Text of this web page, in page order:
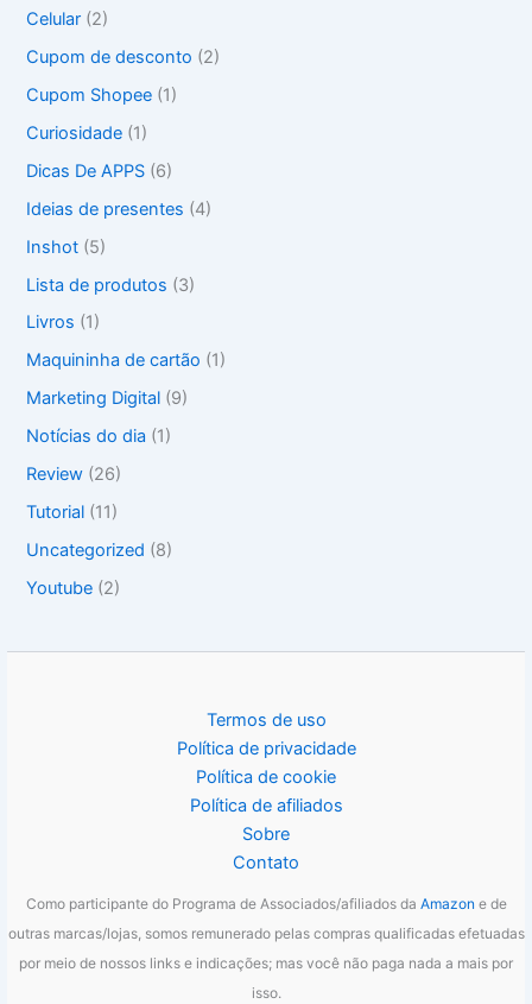
o
:
Celular (2)
Cupom de desconto (2)
Cupom Shopee (1)
Curiosidade (1)
Dicas De APPS (6)
Ideias de presentes (4)
Inshot (5)
Lista de produtos (3)
Livros (1)
Maquininha de cartão (1)
Marketing Digital (9)
Notícias do dia (1)
Review (26)
Tutorial (11)
Uncategorized (8)
Youtube (2)
Termos de uso
Política de privacidade
Política de cookie
Política de afiliados
Sobre
Contato
Como participante do Programa de Associados/afiliados da Amazon e de
outras marcas/lojas, somos remunerado pelas compras qualificadas efetuadas
por meio de nossos links e indicações; mas você não paga nada a mais por
isso.